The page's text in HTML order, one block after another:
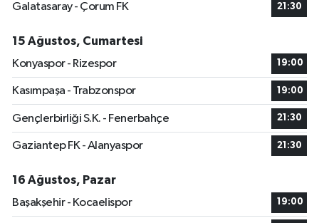
Galatasaray - Çorum FK
21:30
15 Ağustos, Cumartesi
Konyaspor - Rizespor
19:00
Kasımpaşa - Trabzonspor 19:00
Gençlerbirliği S.K. - Fenerbahçe 21:30
Gaziantep FK - Alanyaspor 21:30
16 Ağustos, Pazar
Başakşehir - Kocaelispor
19:00